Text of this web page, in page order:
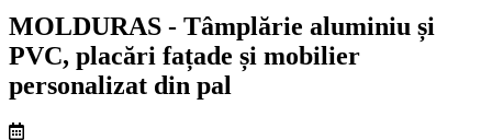
MOLDURAS - Tâmplărie aluminiu și
PVC, placări fațade și mobilier
personalizat din pal